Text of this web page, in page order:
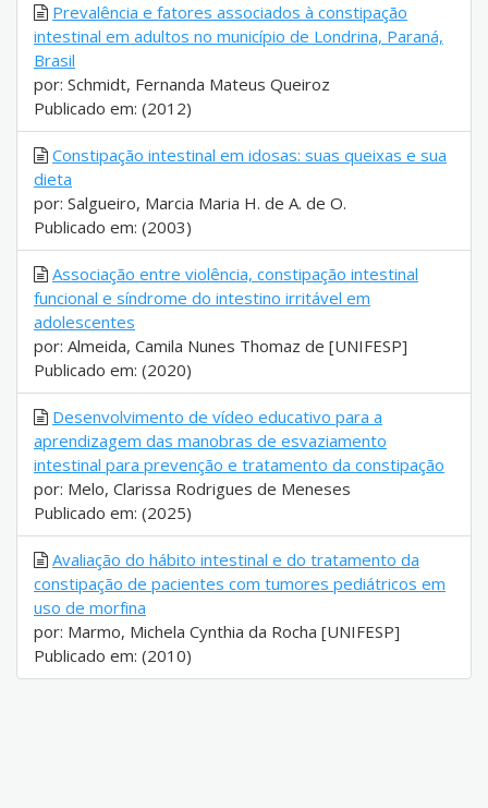
Prevalência e fatores associados à constipação
intestinal em adultos no município de Londrina, Paraná,
Brasil
por: Schmidt, Fernanda Mateus Queiroz
Publicado em: (2012)
Constipação intestinal em idosas: suas queixas e sua
dieta
por: Salgueiro, Marcia Maria H. de A. de O.
Publicado em: (2003)
Associação entre violência, constipação intestinal
funcional e síndrome do intestino irritável em
adolescentes
por: Almeida, Camila Nunes Thomaz de [UNIFESP]
Publicado em: (2020)
Desenvolvimento de vídeo educativo para a
aprendizagem das manobras de esvaziamento
intestinal para prevenção e tratamento da constipação
por: Melo, Clarissa Rodrigues de Meneses
Publicado em: (2025)
Avaliação do hábito intestinal e do tratamento da
constipação de pacientes com tumores pediátricos em
uso de morfina
por: Marmo, Michela Cynthia da Rocha [UNIFESP]
Publicado em: (2010)